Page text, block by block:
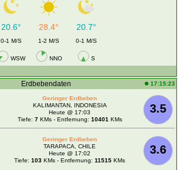
20.6° 28.4° 20.7°
0-1 M/S 1-2 M/S 0-1 M/S
WSW NNO S
Erdbebendaten 17:15:23
3.5
Geringer Erdbeben
KALIMANTAN, INDONESIA
Heute @ 17:03
Tiefe: 7KMs - Entfernung: 10401 KMs
3.6
Geringer Erdbeben
TARAPACA, CHILE
Heute @ 17:02
Tiefe:103 KMs - Entfernung:11515 KMs